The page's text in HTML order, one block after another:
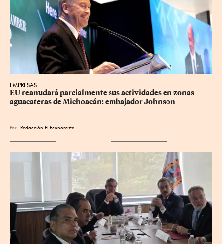
EMPRESAS
EU reanudará parcialmente sus actividades en zonas
aguacateras de Michoacán: embajador Johnson
Por Redacción El Economista